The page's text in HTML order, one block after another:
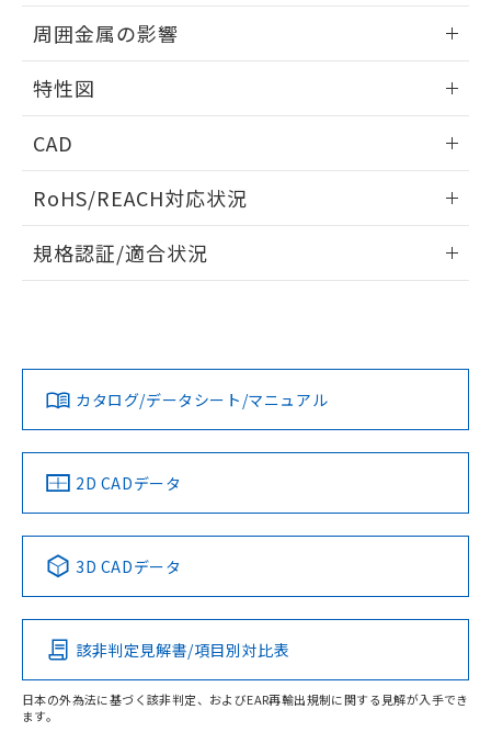
出力段回路図
タイムチャート
相互干渉
A: 300mm以上、B: 200mm以上
周囲金属の影響
周囲金属の影響
以上、n: 90mm以上
特性図
検出物体の大きさと材質による影響
CAD
ドすることができます。
ログイン/会員登録
ダウンロードデータをご利用いただく前に、以下を必ずお読
みください。
ソフトウェアの使用条件
RoHS/REACH対応状況
EU RoHS 注意事項・凡例
対応済み
中国 RoHS 注意事項・凡例
Pb Hg Cd Cr(VI)
O
規格認証/適合状況
LR型式承認
（イギリス
船舶規格）
DNV型式承認
（ノルウェー
BV型式承認
（フランス
KR型式
（韓国
No No No No
この製品の規格認証/適合状況ページへ
その他の認証はこちらのページからご検索ください
カタログ/データシート/マニュアル
2D CADデータ
3D CADデータ
該非判定見解書/項目別対比表
日本の外為法に基づく該非判定、およびEAR再輸出規制に関する見解が入手でき
ます。
既に当社にて対応品への在庫切替を完了
していることから、特段のことがない限
り、2022年1月12日より割愛しておりま